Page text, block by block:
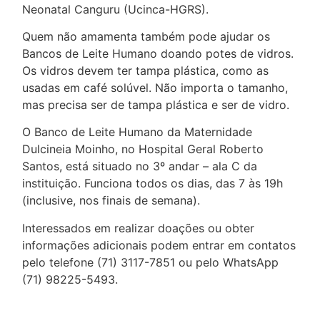
Neonatal Canguru (Ucinca-HGRS).
Quem não amamenta também pode ajudar os
Bancos de Leite Humano doando potes de vidros.
Os vidros devem ter tampa plástica, como as
usadas em café solúvel. Não importa o tamanho,
mas precisa ser de tampa plástica e ser de vidro.
O Banco de Leite Humano da Maternidade
Dulcineia Moinho, no Hospital Geral Roberto
Santos, está situado no 3º andar – ala C da
instituição. Funciona todos os dias, das 7 às 19h
(inclusive, nos finais de semana).
Interessados em realizar doações ou obter
informações adicionais podem entrar em contatos
pelo telefone (71) 3117-7851 ou pelo WhatsApp
(71) 98225-5493.